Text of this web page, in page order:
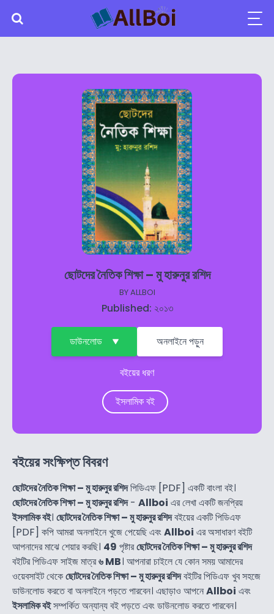
ছোটদের নৈতিক শিক্ষা – মু হারুনুর রশিদ
BYALLBOI
Published: ২০১৩
ডাউনলোড অনলাইনে পড়ুন
বইয়ের ধরণ
ইসলামিক বই
বইয়ের সংক্ষিপ্ত বিবরণ
ছোটদের নৈতিক শিক্ষা – মু হারুনুর রশিদপিডিএফ [PDF] একটি বাংলা বই।
ছোটদের নৈতিক শিক্ষা – মু হারুনুর রশিদ- Allboi এর লেখা একটি জনপ্রিয়
ইসলামিক বই। ছোটদের নৈতিক শিক্ষা – মু হারুনুর রশিদবইয়ের একটি পিডিএফ
[PDF] কপি আমরা অনলাইনে খুজে পেয়েছি এবংAllboi এর অসাধারণ বইটি
আপনাদের মাঝে শেয়ার করছি। 49 পৃষ্টারছোটদের নৈতিক শিক্ষা – মু হারুনুর রশিদ
বইটির পিডিএফ সাইজ মাত্র৬ MB। আপনারা চাইলে যে কোন সময় আমাদের
ওয়েবসাইট থেকেছোটদের নৈতিক শিক্ষা – মু হারুনুর রশিদবইটির পিডিএফ খুব সহজে
ডাউনলোড করতে বা অনলাইনে পড়তে পারবেন। এছাড়াও আপনেAllboi এবং
ইসলামিক বইসম্পর্কিত অন্যান্য বই পড়তে এবং ডাউনলোড করতে পারবেন।